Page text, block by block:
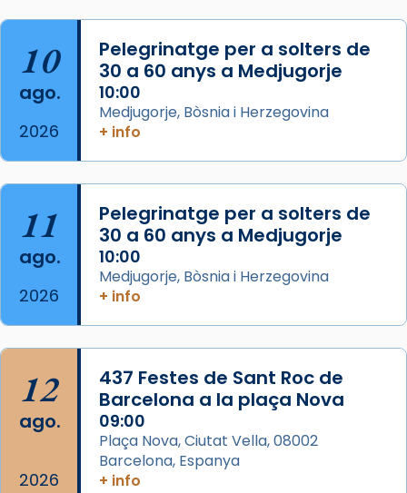
col·laboradors, a la Catedral de Barcelona.
L’arquebisbe de Barcelona, el cardenal Joan
Josep Omella, ha presidit la missa i l’ha
concelebrat el bisbe auxiliar de Barcelona,
Mons. David Abadías.
📸 Dr. G. Simón
Foto
View on Facebook · Share
Arquebisbat de Barcelona
2 weeks ago
Acompanyant la història de sant Cugat, a
partir de l’Edat Mitjana sorgeix la tradició
que les santes Juliana (“relatiu a Júlia”) i
Semproniana (“relatiu a Semprònia =
eterna”) són deixebles seves. I l’any 1667, el
frare Joan Gaspar Roig, afirma en una obra
10
ago.
2026
Pelegrinatge per a solters de
30 a 60 anys a Medjugorje
10:00
Medjugorje, Bòsnia i Herzegovina
+ info
11
ago.
2026
Pelegrinatge per a solters de
30 a 60 anys a Medjugorje
10:00
Medjugorje, Bòsnia i Herzegovina
+ info
12
ago.
2026
437 Festes de Sant Roc de
Barcelona a la plaça Nova
09:00
Plaça Nova, Ciutat Vella, 08002
Barcelona, Espanya
+ info